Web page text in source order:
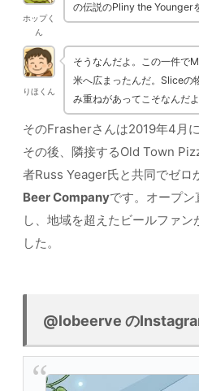
ホップく
ん
の伝説のPliny the Younger
りほくん
そうなんだよ。この一件で
米へ広まったんだ。Sliceの
み重ねがあってこそなんだよ
そのFrasherさんは2019年4月
その後、隣接するOld Town
者Russ Yeager氏と共同でゼロ
Beer Companyです。オープ
し、地域を超えたビールファン
した。
@lobeerve の